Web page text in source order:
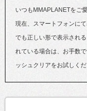
いつもMMAPLANETをご
現在、スマートフォンに
でも正しい形で表示され
れている場合は、お手数
ッシュクリアをお試しくだ